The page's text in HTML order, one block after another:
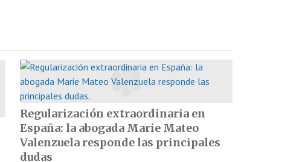
Regularización extraordinaria en
España: la abogada Marie Mateo
Valenzuela responde las principales
dudas